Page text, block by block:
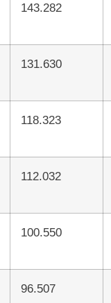
143.282
131.630
118.323
112.032
100.550
96.507